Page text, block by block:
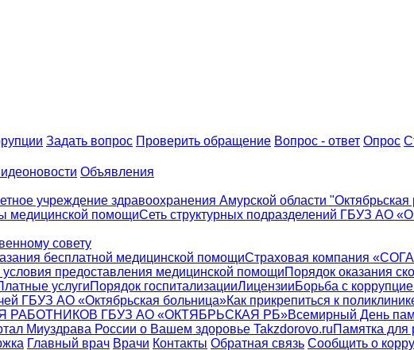
Задать вопрос Проверить обращение Вопрос - ответ Опрос
Объявления
учреждение здравоохранения Амурской области
медицинской помощиСеть структурных подразделений ГБУЗ АО
совету
бесплатной медицинской помощиСтраховая компания
условия предоставления медицинской помощиПорядок оказания
услугиПорядок госпитализацииЛицензииБорьба с
ГБУЗ АО «Октябрьская больница»Как прикрепиться к
РАБОТНИКОВ ГБУЗ АО «ОКТЯБРЬСКАЯ РБ»Всемирный День
Миyздрава России о Вашем здоровье Takzdorovo.ruПамятка для
Главный врач Врачи Контакты Обратная связь Сообщить о